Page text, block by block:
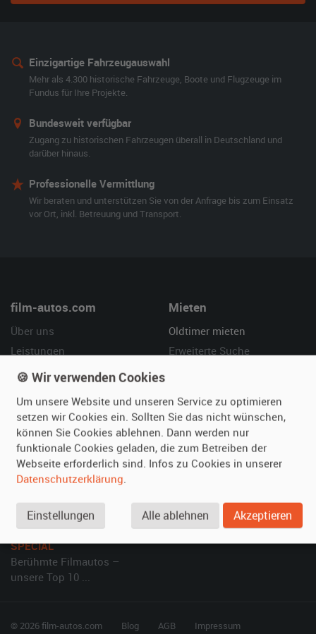
Einzigartige Fahrzeugauswahl
Mehr als 4.300 historische Fahrzeuge, Boote und Flugzeuge im
Fundus für Ihre Projekte.
Bundesweit verfügbar
Zugang zu historischen Fahrzeugen überall in Deutschland und
darüber hinaus.
Professionelle Vermittlung
Wir beraten und unterstützen Sie von der Anfrage bis zum Einsatz
vor Ort, inkl. Betreuung und Transport.
film-autos.com
Über uns
Leistungen
Referenzen
Mieten
Oldtimer mieten
Erweiterte Suche
Vermieten
Oldtimer anmelden
Fotos senden
Inserat verwalten
Hilfe
Häufige Fragen (FAQ)
So funktioniert's
SPECIAL
Berühmte Filmautos –
unsere Top 10 ...
© 2026 film-autos.com Blog AGB Impressum
🍪 Wir verwenden Cookies
Um unsere Website und unseren Service zu optimieren
setzen wir Cookies ein. Sollten Sie das nicht wünschen,
können Sie Cookies ablehnen. Dann werden nur
funktionale Cookies geladen, die zum Betreiben der
Webseite erforderlich sind. Infos zu Cookies in unserer
Datenschutzerklärung.
Einstellungen Alle ablehnen Akzeptieren